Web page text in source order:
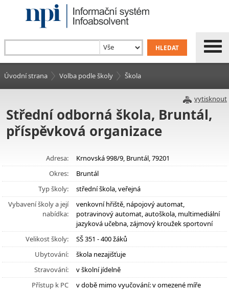
Úvodní strana Volba podle školy Škola
vytisknout
Střední odborná škola, Bruntál,
příspěvková organizace
Adresa:
Krnovská 998/9, Bruntál, 79201
Okres:
Bruntál
Typ školy:
střední škola, veřejná
Vybavení školy a její
nabídka:
venkovní hřiště, nápojový automat,
potravinový automat, autoškola, multimediální
jazyková učebna, zájmový kroužek sportovní
Velikost školy:
SŠ 351 - 400 žáků
Ubytování:
škola nezajišťuje
Stravování:
v školní jídelně
Přístup k PC
v době mimo vyučování: v omezené míře